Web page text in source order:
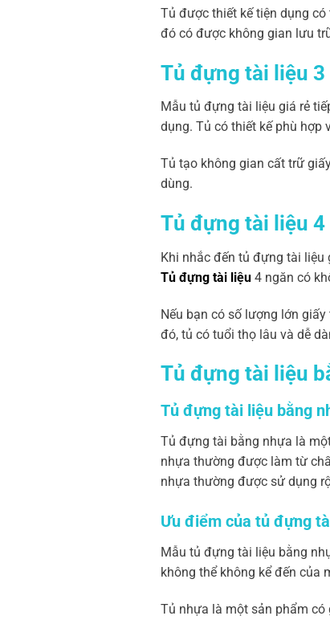
Tủ được thiết kế tiện dụng
đó có được không gian lưu
Tủ đựng tài liệu 3
Mẫu tủ đựng tài liệu giá rẻ
dụng. Tủ có thiết kế phù hợp
Tủ tạo không gian cất trữ
dùng.
Tủ đựng tài liệu 4
Khi nhắc đến tủ đựng tài liệu
Tủ đựng tài liệu 4 ngăn có
Nếu bạn có số lượng lớn
đó, tủ có tuổi thọ lâu và dễ
Tủ đựng tài liệu
Tủ đựng tài liệu bằng
Tủ đựng tài bằng nhựa là
nhựa thường được làm từ
nhựa thường được sử dụng
Ưu điểm của tủ đựng
Mẫu tủ đựng tài liệu bằng
không thể không kể đến của
Tủ nhựa là một sản phẩm có